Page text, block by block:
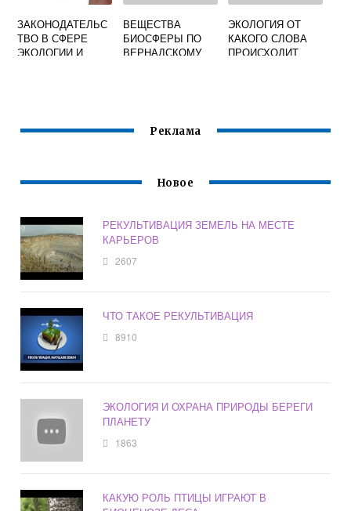
ЗАКОНОДАТЕЛЬС
ТВО В СФЕРЕ
ЭКОЛОГИИ И
ВЕЩЕСТВА
БИОСФЕРЫ ПО
ВЕРНАДСКОМУ
ЭКОЛОГИЯ ОТ
КАКОГО СЛОВА
ПРОИСХОДИТ
Реклама
Новое
РЕКУЛЬТИВАЦИЯ ЗЕМЕЛЬ НА МЕСТЕ
КАРЬЕРОВ
2607
ЧТО ТАКОЕ РЕКУЛЬТИВАЦИЯ
8910
ЭКОЛОГИЯ И ОХРАНА ПРИРОДЫ БЕРЕГИ
ПЛАНЕТУ
1863
КАКУЮ РОЛЬ ПТИЦЫ ИГРАЮТ В